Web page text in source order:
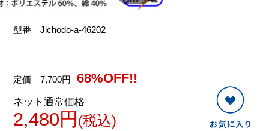
型番Jichodo-a-46202
定価7,700円 68%OFF!!
ネット通常価格
2,480円 (税込)